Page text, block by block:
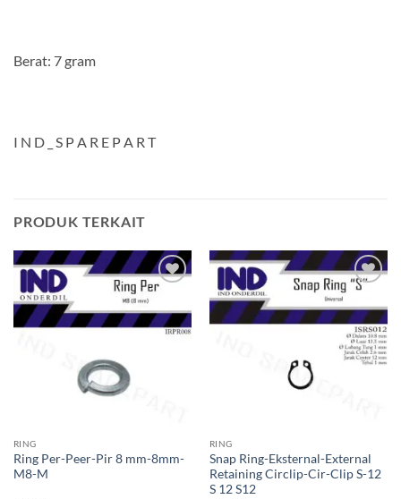
Berat: 7 gram
I N D _ S P A R E P A R T
PRODUK TERKAIT
Tambahkan
ke Wishlist
RING
Ring Per-Peer-Pir 8 mm-8mm-
M8-M
Tambahkan
ke Wishlist
RING
Snap Ring-Eksternal-External
Retaining Circlip-Cir-Clip S-12
S 12 S12